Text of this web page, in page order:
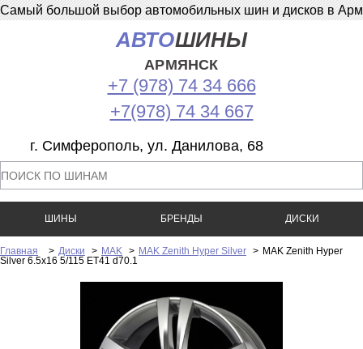
Самый большой выбор автомобильных шин и дисков в
АВТОШИНЫ
АРМЯНСК
+7 (978) 74 34 666
+7(978) 74 34 667
г. Симферополь, ул. Данилова, 68
ШИНЫ БРЕНДЫ ДИСКИ
Главная > Диски > MAK > MAK Zenith Hyper Silver > MAK Zenith Hyper
Silver 6.5x16 5/115 ET41 d70.1